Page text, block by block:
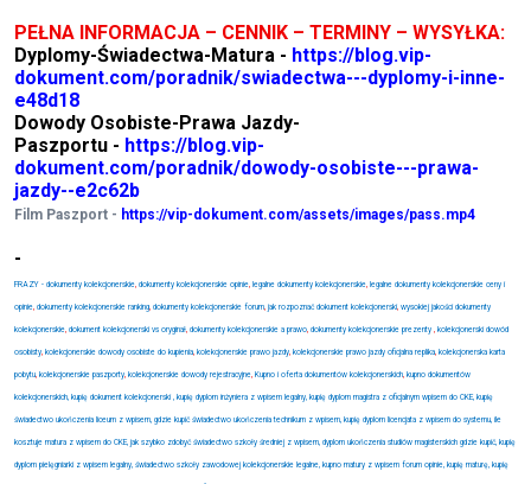
PEŁNA INFORMACJA – CENNIK – TERMINY – WYSYŁKA:
Dyplomy-Świadectwa-Matura - https://blog.vip-
dokument.com/poradnik/swiadectwa---dyplomy-i-inne-
e48d18
Dowody Osobiste-Prawa Jazdy-
Paszportu - https://blog.vip-
dokument.com/poradnik/dowody-osobiste---prawa-
jazdy--e2c62b
Film Paszport - https://vip-dokument.com/assets/images/pass.mp4
-
FRAZY - dokumenty kolekcjonerskie, dokumenty kolekcjonerskie opinie, legalne dokumenty kolekcjonerskie, legalne dokumenty kolekcjonerskie ceny i
opinie, dokumenty kolekcjonerskie ranking, dokumenty kolekcjonerskie forum, jak rozpoznać dokument kolekcjonerski, wysokiej jakości dokumenty
kolekcjonerskie, dokument kolekcjonerski vs oryginał, dokumenty kolekcjonerskie a prawo, dokumenty kolekcjonerskie prezenty , kolekcjonerski dowód
osobisty, kolekcjonerskie dowody osobiste do kupienia, kolekcjonerskie prawo jazdy, kolekcjonerskie prawo jazdy oficjalna replika, kolekcjonerska karta
pobytu, kolekcjonerskie paszporty, kolekcjonerskie dowody rejestracyjne, Kupno i oferta dokumentów kolekcjonerskich, kupno dokumentów
kolekcjonerskich, kupię dokument kolekcjonerski , kupię dyplom inżyniera z wpisem legalny, kupię dyplom magistra z oficjalnym wpisem do CKE, kupię
świadectwo ukończenia liceum z wpisem, gdzie kupić świadectwo ukończenia technikum z wpisem, kupię dyplom licencjata z wpisem do systemu, ile
kosztuje matura z wpisem do CKE, jak szybko zdobyć świadectwo szkoły średniej z wpisem, dyplom ukończenia studiów magisterskich gdzie kupić, kupię
dyplom pielęgniarki z wpisem legalny, świadectwo szkoły zawodowej kolekcjonerskie legalne, kupno matury z wpisem forum opinie, kupię maturę, kupię